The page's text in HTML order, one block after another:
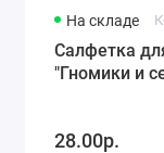
На складе
Салфетка
"Гномики и
28.00р.